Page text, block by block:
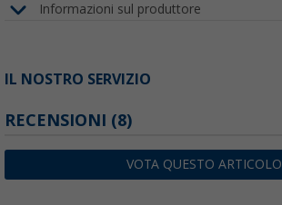
Informazioni sul produttore
IL NOSTRO SERVIZIO
RECENSIONI (8)
VOTA QUESTO ARTICOLO